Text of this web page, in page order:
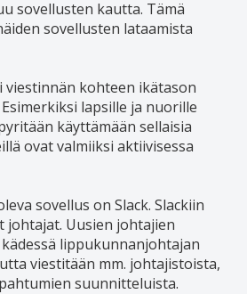
sovellusten kautta. Tämä
sovellusten lataamista
kohteen ikätason
lapsille ja nuorille
käyttämään sellaisia
ovat valmiiksi aktiivisessa
sovellus on Slack. Slackiin
johtajat. Uusien johtajien
lippukunnanjohtajan
viestitään mm. johtajistoista,
suunnitteluista.